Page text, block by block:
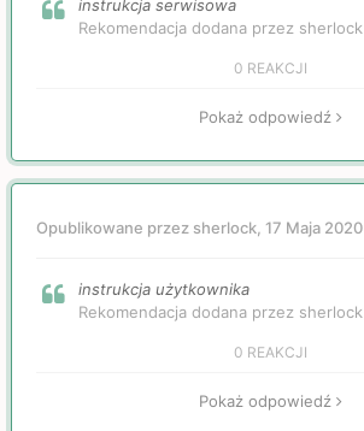
instrukcja serwisowa
Rekomendacja dodana przez sherlock
0 REAKCJI
Pokaż odpowiedź
Opublikowane przez sherlock, 17 Maja 2020
instrukcja użytkownika
Rekomendacja dodana przez sherlock
0 REAKCJI
Pokaż odpowiedź